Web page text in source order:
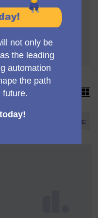
regeix per les
han d'arribar a
més de 4 suports
Ordenar propostes: